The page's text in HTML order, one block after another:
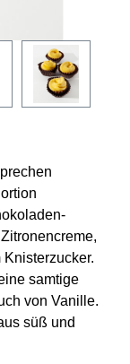
samtige
von Vanille.
süß und